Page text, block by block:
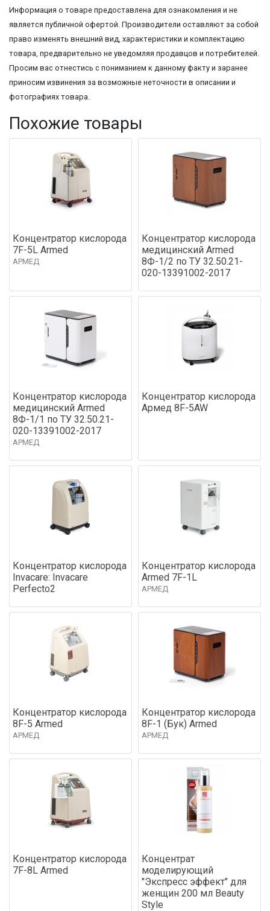
Информация о товаре предоставлена для ознакомления и не
является публичной офертой. Производители оставляют за собой
право изменять внешний вид, характеристики и комплектацию
товара, предварительно не уведомляя продавцов и потребителей.
Просим вас отнестись с пониманием к данному факту и заранее
приносим извинения за возможные неточности в описании и
фотографиях товара.
Похожие товары
Концентратор кислорода
7F-5L Armed
АРМЕД
Концентратор кислорода
медицинский Armed
8Ф-1/2 по ТУ 32.50.21-
020-13391002-2017
Концентратор кислорода
медицинский Armed
8Ф-1/1 по ТУ 32.50.21-
020-13391002-2017
АРМЕД
Концентратор кислорода
Армед 8F-5AW
Концентратор кислорода
Invacare: Invacare
Perfecto2
Концентратор кислорода
Armed 7F-1L
АРМЕД
Концентратор кислорода
8F-5 Armed
АРМЕД
Концентратор кислорода
8F-1 (Бук) Armed
АРМЕД
Концентратор кислорода
7F-8L Armed
Концентрат
моделирующий
"Экспресс эффект" для
женщин 200 мл Beauty
Style